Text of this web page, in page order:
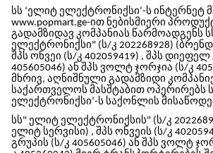
სს ‘ელიტ ელექტრონიქსი’-ს ინტერნეტ
www.popmart.ge-ით ნებისმიერი
გადამზიდავ კომპანიას წარმოადგენს
ელექტრონიქსი" (ს/კ 202268928)
შპს ონვეი (ს/კ 402059419) , შპს დიეფელ
405605046) ან შპს ვოლტ ჯორჯია (ს/კ
მხრივ, აღნიშნული გადამზიდი
საქართველოს მასშტაბით ოპერირებს
ელექტრონიქსი’-ს საქონლის
სს" ელიტ ელექტრონიქსის" (ს/კ
ელიტ სერვისი) , შპს ონვეის (ს/კ
გრუპის (ს/კ 405605046) ან შპს ვოლტ